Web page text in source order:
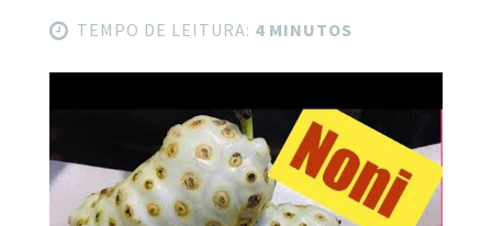
TEMPO DE LEITURA: 4 MINUTOS